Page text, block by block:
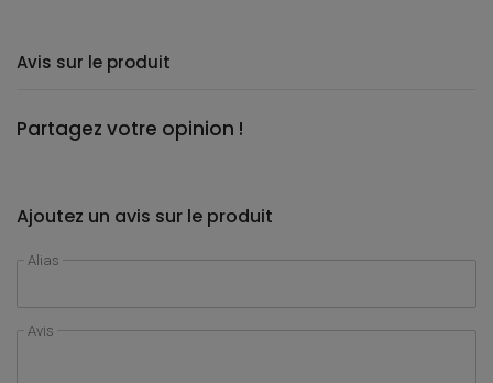
Avis sur le produit
Partagez votre opinion !
Ajoutez un avis sur le produit
Alias
Avis